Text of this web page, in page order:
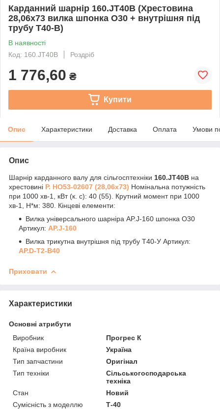
Карданний шарнір 160.ЈТ40В (Хрестовина
28,06х73 вилка шпонка O30 + внутрішня під
трубу Т40-В)
В наявності
Код: 160.JТ40В
Роздріб
1 776,60 ₴
Купити
Опис Характеристики Доставка Оплата Умови
Опис
Шарнір карданного валу для сільгосптехніки 160.ЈТ40В на
хрестовині Р. НО53-02607 (28,06х73) Номінальна потужність
при 1000 хв-1
, кВт (к. с): 40 (55). Крутний момент при 1000
хв-1
, Н*м: 380. Кінцеві елементи:
Вилка універсального шарніра AP.J-160 шпонка O30
Артикул: AP.J-160
Вилка трикутна внутрішня під трубу Т40-У Артикул:
AP.D-T2-B40
Приховати
Характеристики
Основні атрибути
Виробник
Прогрес К
Країна виробник
Україна
Тип запчастини
Оригінал
Тип техніки
Сільськогосподарська
техніка
Стан
Новий
Сумісність з моделлю
Т-40